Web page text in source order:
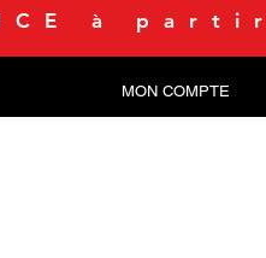
à partir
MON COMPTE